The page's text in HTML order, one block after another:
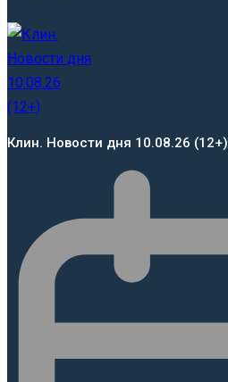
Клин. Новости дня 10.08.26 (12+)